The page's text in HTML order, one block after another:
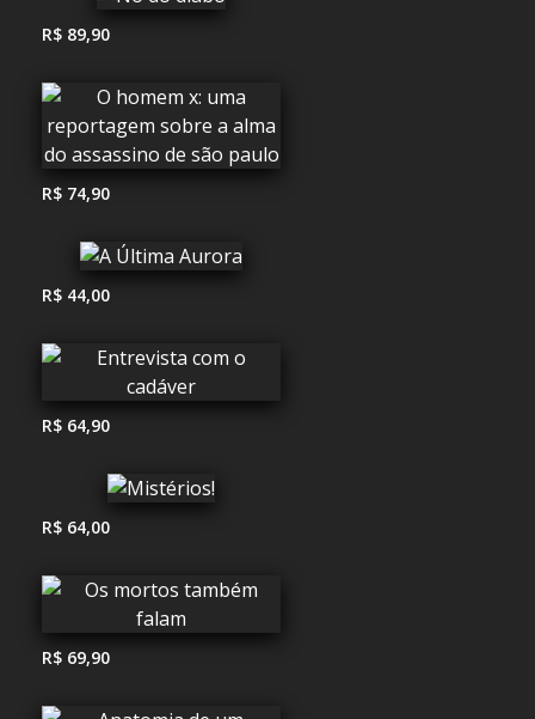
R$ 89,90
R$ 74,90
R$ 44,00
R$ 64,90
R$ 64,00
R$ 69,90